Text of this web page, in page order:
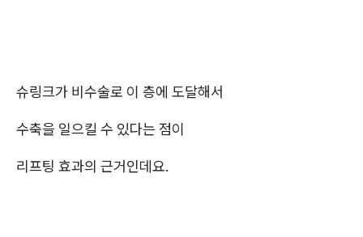
슈링크가 비수술로 이 층에 도달해서
수축을 일으킬 수 있다는 점이
리프팅 효과의 근거인데요.